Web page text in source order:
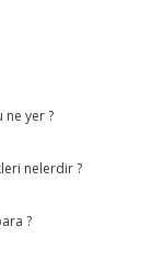
ne yer ?
nelerdir ?
?